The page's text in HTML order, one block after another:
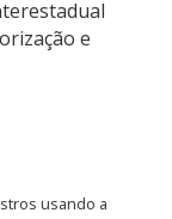
e
usando a